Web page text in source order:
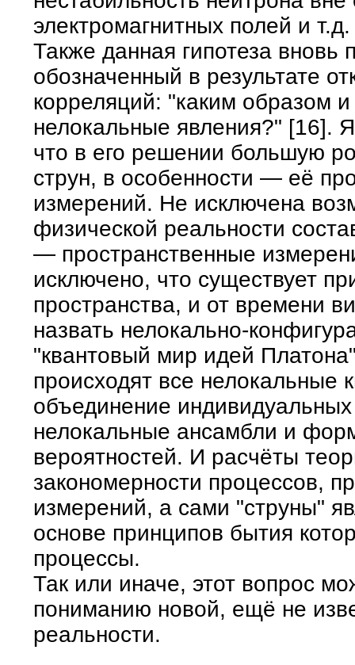
электромагнитных полей и т.д.
Также данная гипотеза вновь
обозначенный в результате
корреляций: "каким образом
нелокальные явления?" [16].
что в его решении большую
струн, в особенности — её
измерений. Не исключена
физической реальности
— пространственные
исключено, что существует
пространства, и от времени
назвать нелокально-
"квантовый мир идей
происходят все нелокальные
объединение
нелокальные ансамбли и
вероятностей. И расчёты
закономерности процессов,
измерений, а сами "струны"
основе принципов бытия
процессы.
Так или иначе, этот вопрос
пониманию новой, ещё не
реальности.